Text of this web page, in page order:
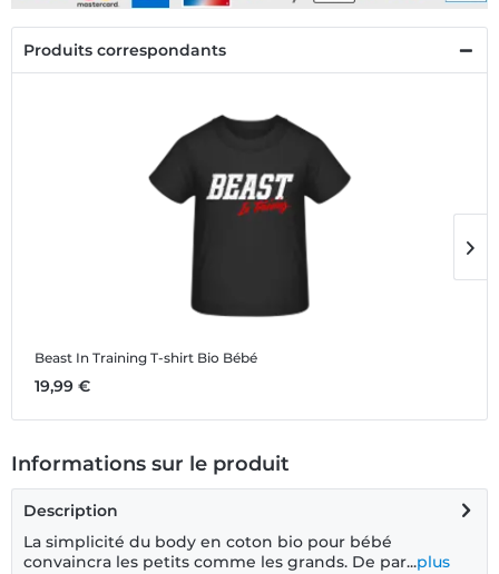
Produits correspondants
Beast In Training T-shirt Bio Bébé
19,99 €
Informations sur le produit
Description
La simplicité du body en coton bio pour bébé
convaincra les petits comme les grands. De par...plus